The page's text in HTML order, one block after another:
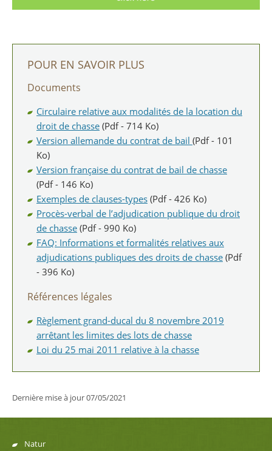
POUR EN SAVOIR PLUS
Documents
Circulaire relative aux modalités de la location du
droit de chasse (Pdf - 714 Ko)
Version allemande du contrat de bail (Pdf - 101
Ko)
Version française du contrat de bail de chasse
(Pdf - 146 Ko)
Exemples de clauses-types (Pdf - 426 Ko)
Procès-verbal de l’adjudication publique du droit
de chasse (Pdf - 990 Ko)
FAQ: Informations et formalités relatives aux
adjudications publiques des droits de chasse (Pdf
- 396 Ko)
Références légales
Règlement grand-ducal du 8 novembre 2019
arrêtant les limites des lots de chasse
Loi du 25 mai 2011 relative à la chasse
Dernière mise à jour07/05/2021
Natur